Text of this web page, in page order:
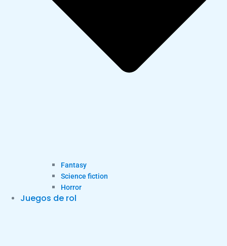
Fantasy
Science fiction
Horror
Juegos de rol